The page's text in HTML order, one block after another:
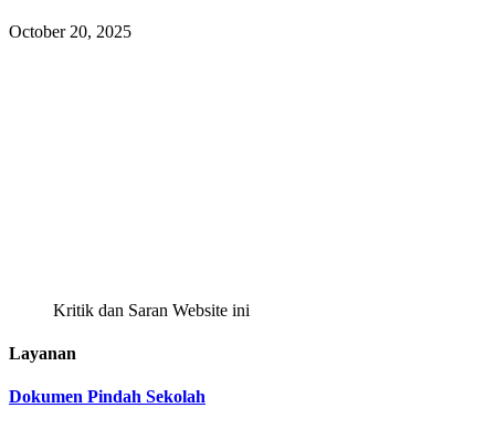
October 20, 2025
Kritik dan Saran Website ini
Layanan
Dokumen Pindah Sekolah